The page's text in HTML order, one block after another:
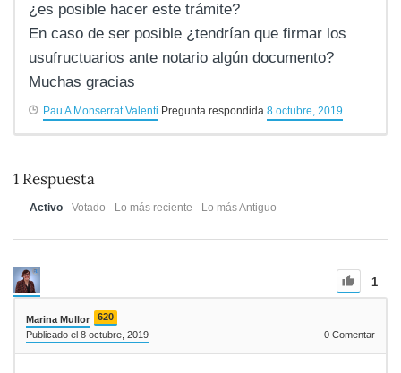
¿es posible hacer este trámite?
En caso de ser posible ¿tendrían que firmar los
usufructuarios ante notario algún documento?
Muchas gracias
Pau A Monserrat Valenti Pregunta respondida 8 octubre, 2019
1 Respuesta
Activo Votado Lo más reciente Lo más Antiguo
1
Marina Mullor
620
Publicado el 8 octubre, 2019
0 Comentar